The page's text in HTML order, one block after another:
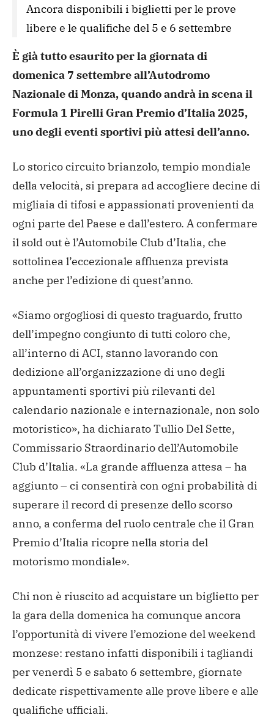
Ancora disponibili i biglietti per le prove
libere e le qualifiche del 5 e 6 settembre
È già tutto esaurito per la giornata di
domenica 7 settembre all’Autodromo
Nazionale di Monza, quando andrà in scena il
Formula 1 Pirelli Gran Premio d’Italia 2025,
uno degli eventi sportivi più attesi dell’anno.
Lo storico circuito brianzolo, tempio mondiale
della velocità, si prepara ad accogliere decine di
migliaia di tifosi e appassionati provenienti da
ogni parte del Paese e dall’estero. A confermare
il sold out è l’Automobile Club d’Italia, che
sottolinea l’eccezionale affluenza prevista
anche per l’edizione di quest’anno.
«Siamo orgogliosi di questo traguardo, frutto
dell’impegno congiunto di tutti coloro che,
all’interno di ACI, stanno lavorando con
dedizione all’organizzazione di uno degli
appuntamenti sportivi più rilevanti del
calendario nazionale e internazionale, non solo
motoristico», ha dichiarato Tullio Del Sette,
Commissario Straordinario dell’Automobile
Club d’Italia. «La grande affluenza attesa – ha
aggiunto – ci consentirà con ogni probabilità di
superare il record di presenze dello scorso
anno, a conferma del ruolo centrale che il Gran
Premio d’Italia ricopre nella storia del
motorismo mondiale».
Chi non è riuscito ad acquistare un biglietto per
la gara della domenica ha comunque ancora
l’opportunità di vivere l’emozione del weekend
monzese: restano infatti disponibili i tagliandi
per venerdì 5 e sabato 6 settembre, giornate
dedicate rispettivamente alle prove libere e alle
qualifiche ufficiali.